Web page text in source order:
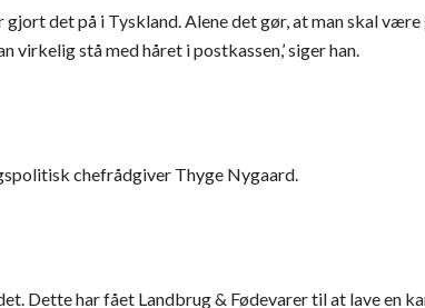
gjort det på i Tyskland. Alene det gør, at man skal
stå med håret i postkassen,’ siger han.
chefrådgiver Thyge Nygaard.
Dette har fået Landbrug & Fødevarer til at lave en